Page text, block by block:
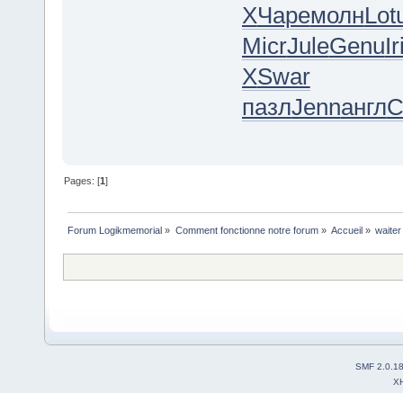
XЧаремолн
MicrJuleGenu
XSwar
пазлJennангл
Pages: [1]
Forum Logikmemorial » Comment fonctionne notre forum» Accueil »
SMF 2.0.18